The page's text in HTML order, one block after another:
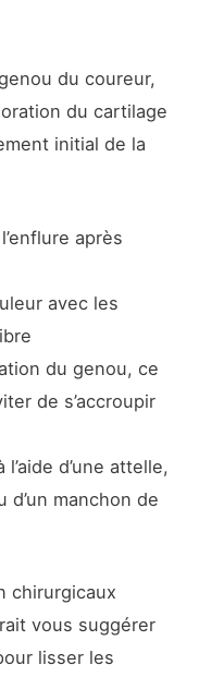
du coureur,
du cartilage
initial de la
après
avec les
du genou, ce
de s’accroupir
d’une attelle,
d’un manchon de
chirurgicaux
vous suggérer
lisser les